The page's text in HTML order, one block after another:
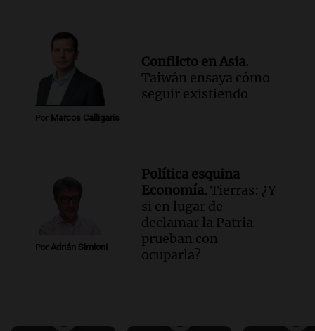
Por Marcos Calligaris
Conflicto en Asia.
Taiwán ensaya cómo
seguir existiendo
Por Adrián Simioni
Política esquina
Economía. Tierras: ¿Y
si en lugar de
declamar la Patria
prueban con
ocuparla?